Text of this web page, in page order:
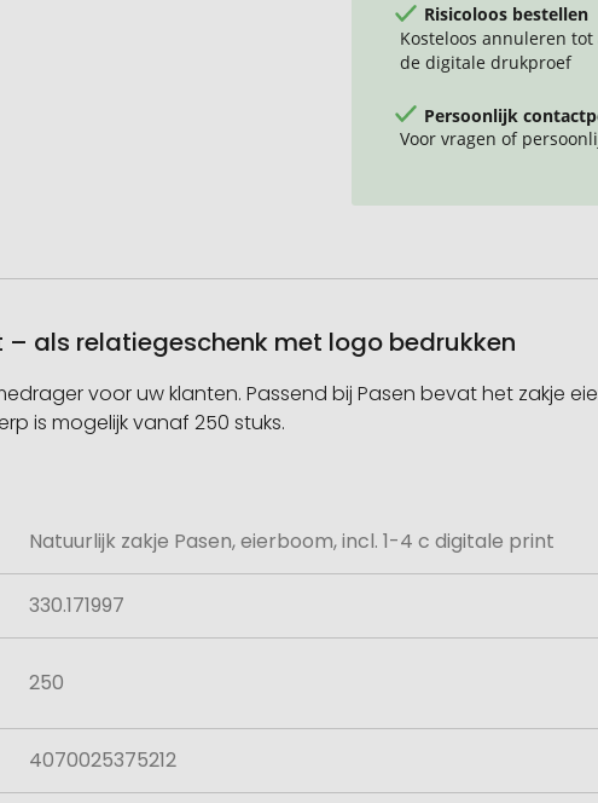
Risicoloos bestellen
Kosteloos annuleren
de digitale drukproef
Persoonlijk
Voor vragen of
als relatiegeschenk met logo bedrukken
voor uw klanten. Passend bij Pasen bevat het zakje
is mogelijk vanaf 250 stuks.
Natuurlijk zakje Pasen, eierboom, incl. 1-4 c digitale print
330.171997
250
4070025375212